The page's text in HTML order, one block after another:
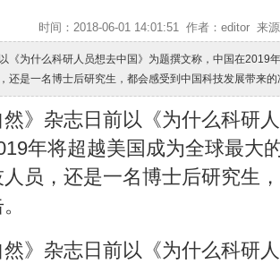
时间：2018-06-01 14:01:51 作者：editor 来
《为什么科研人员想去中国》为题撰文称，中国在2019
还是一名博士后研究生，都会感受到中国科技发展带来的
杂志日前以《为什么科研人
年将超越美国成为全球最大
员，还是一名博士后研究生
杂志日前以《为什么科研人